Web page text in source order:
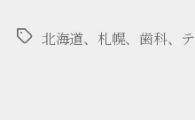
タ 北海道、札幌、歯科、